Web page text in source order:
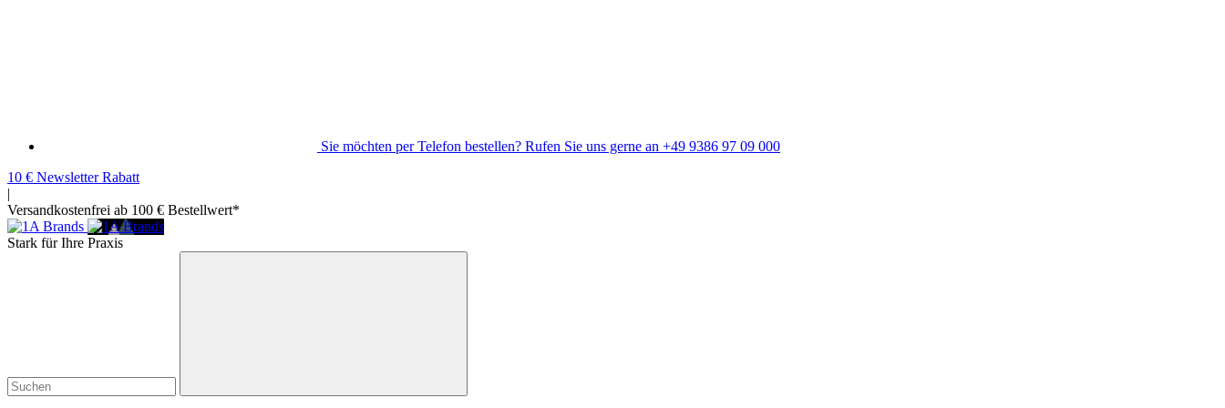
Sie möchten per Telefon bestellen? Rufen Sie uns gerne an +49 9386 97 09 000
10 € Newsletter Rabatt
|
Versandkostenfrei ab 100 € Bestellwert*
Stark für Ihre Praxis